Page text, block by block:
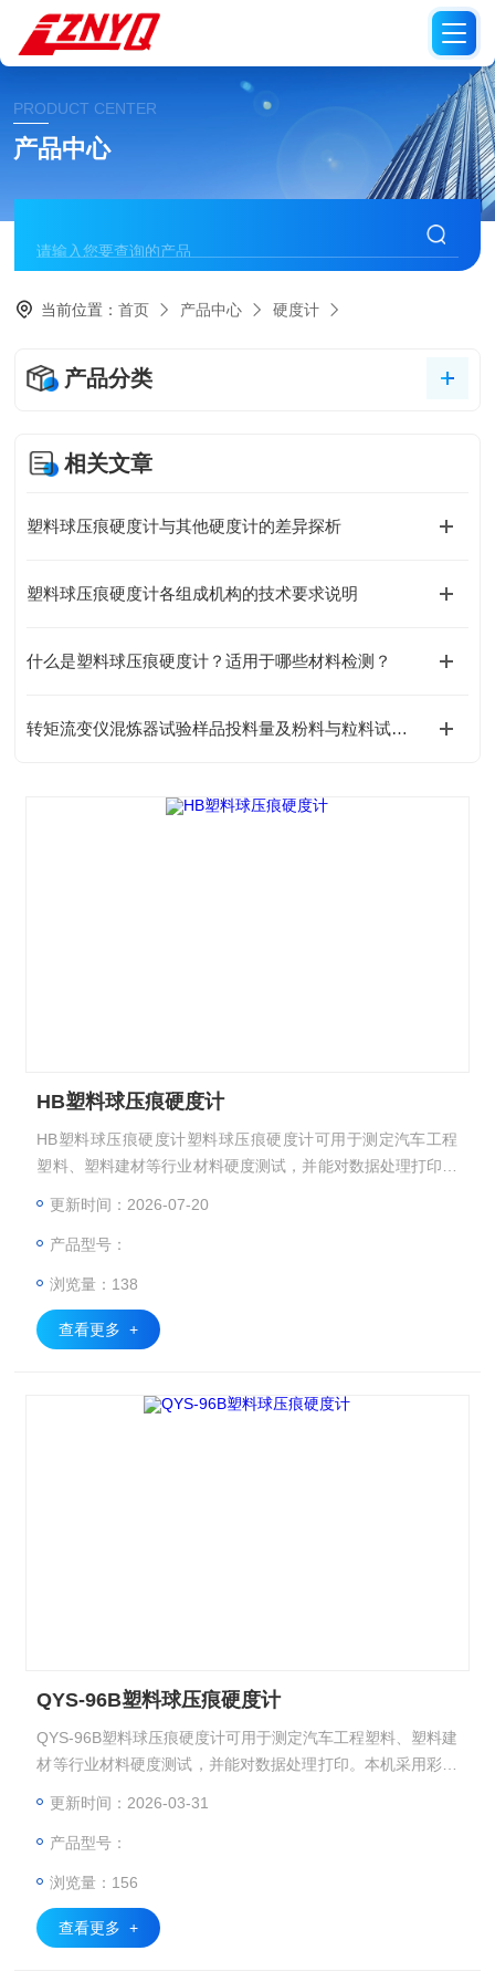
PRODUCT CENTER
产品中心
当前位置：首页 产品中心 硬度计
产品分类
相关文章
塑料球压痕硬度计与其他硬度计的差异探析
塑料球压痕硬度计各组成机构的技术要求说明
什么是塑料球压痕硬度计？适用于哪些材料检测？
转矩流变仪混炼器试验样品投料量及粉料与粒料试验差异解析
HB塑料球压痕硬度计
HB塑料球压痕硬度计塑料球压痕硬度计可用于测定汽车工程
塑料、塑料建材等行业材料硬度测试，并能对数据处理打印。
更新时间：2026-07-20
产品型号：
浏览量：138
查看更多 +
QYS-96B塑料球压痕硬度计
QYS-96B塑料球压痕硬度计可用于测定汽车工程塑料、塑料建
材等行业材料硬度测试，并能对数据处理打印。本机采用彩色
更新时间：2026-03-31
产品型号：
浏览量：156
查看更多 +